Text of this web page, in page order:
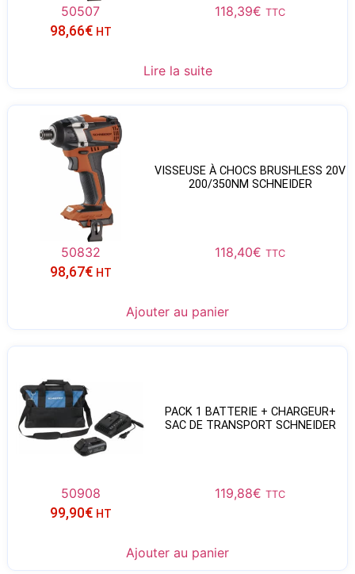
50507 118,39€ TTC
98,66€ HT
Lire la suite
VISSEUSE À CHOCS BRUSHLESS 20V
200/350NM SCHNEIDER
50832 118,40€ TTC
98,67€ HT
Ajouter au panier
PACK 1 BATTERIE + CHARGEUR+
SAC DE TRANSPORT SCHNEIDER
50908 119,88€ TTC
99,90€ HT
Ajouter au panier